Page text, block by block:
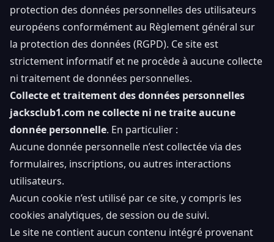
protection des données personnelles des utilisateurs
européens conformément au Règlement général sur
la protection des données (RGPD). Ce site est
strictement informatif et ne procède à aucune collecte
ni traitement de données personnelles.
Collecte et traitement des données personnelles
jacksclub1.com ne collecte ni ne traite aucune
donnée personnelle. En particulier :
Aucune donnée personnelle n’est collectée via des
formulaires, inscriptions, ou autres interactions
utilisateurs.
Aucun cookie n’est utilisé par ce site, y compris les
cookies analytiques, de session ou de suivi.
Le site ne contient aucun contenu intégré provenant